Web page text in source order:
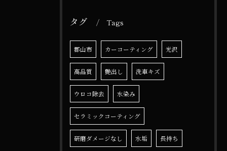
タグ Tags
郡山市 カーコーティング 光沢
高品質 艶出し 洗車キズ
ウロコ除去 水染み
セラミックコーティング
研磨ダメージなし 水垢 長持ち